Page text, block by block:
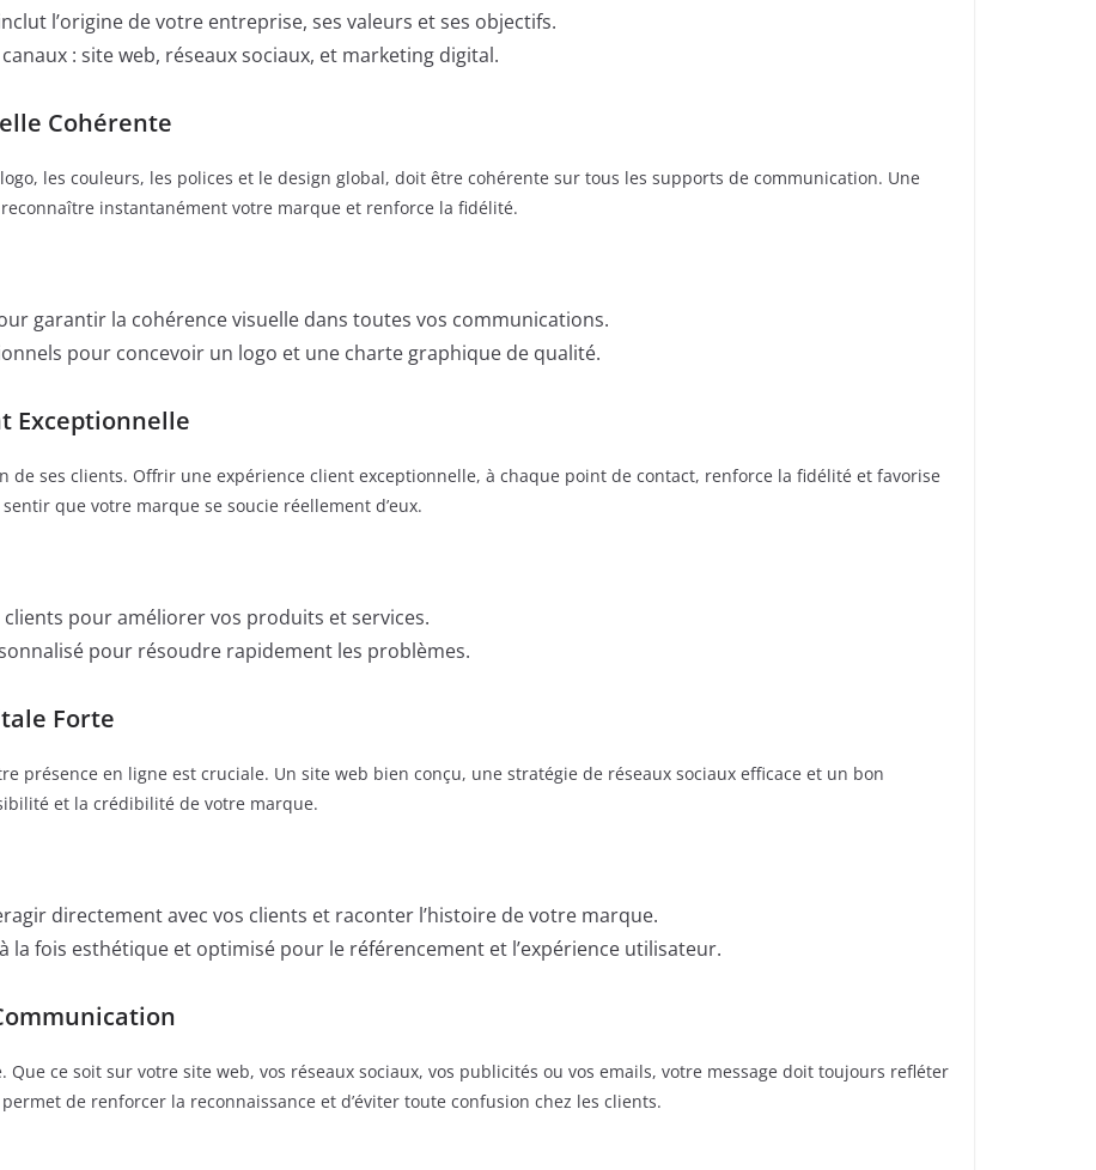
l’origine de votre entreprise, ses valeurs et ses objectifs.
: site web, réseaux sociaux, et marketing digital.
Cohérente
les couleurs, les polices et le design global, doit être cohérente sur tous les supports de communication. Une
instantanément votre marque et renforce la fidélité.
garantir la cohérence visuelle dans toutes vos communications.
pour concevoir un logo et une charte graphique de qualité.
Exceptionnelle
de ses clients. Offrir une expérience client exceptionnelle, à chaque point de contact, renforce la fidélité et favorise
que votre marque se soucie réellement d’eux.
pour améliorer vos produits et services.
pour résoudre rapidement les problèmes.
Forte
présence en ligne est cruciale. Un site web bien conçu, une stratégie de réseaux sociaux efficace et un bon
et la crédibilité de votre marque.
directement avec vos clients et raconter l’histoire de votre marque.
la fois esthétique et optimisé pour le référencement et l’expérience utilisateur.
ce soit sur votre site web, vos réseaux sociaux, vos publicités ou vos emails, votre message doit toujours refléter
de renforcer la reconnaissance et d’éviter toute confusion chez les clients.